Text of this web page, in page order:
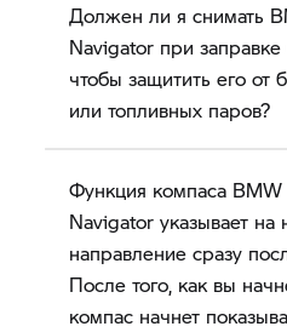
Должен ли я снимать
Navigator при заправке
чтобы защитить его от
или топливных паров?
Функция компаса
Navigator указывает на
направление сразу
После того, как вы
компас начнет